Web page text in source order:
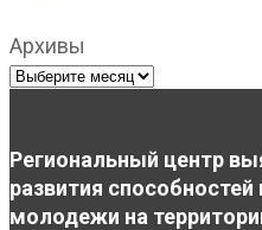
Архивы
Региональный центр
развития способностей
молодежи на